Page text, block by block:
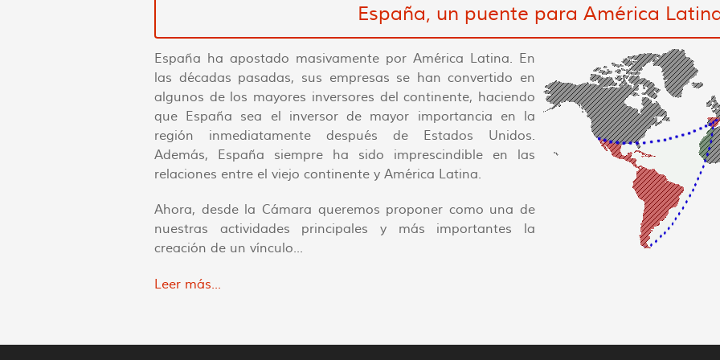
España, un puente para América
España ha apostado masivamente por América Latina. En
las décadas pasadas, sus empresas se han convertido en
algunos de los mayores inversores del continente, haciendo
que España sea el inversor de mayor importancia en la
región inmediatamente después de Estados Unidos.
Además, España siempre ha sido imprescindible en las
relaciones entre el viejo continente y América Latina.
Ahora, desde la Cámara queremos proponer como una de
nuestras actividades principales y más importantes la
creación de un vínculo...
Leer más...